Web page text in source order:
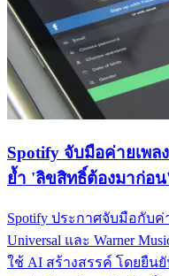
Spotify จับมือค่ายเพ
ย้ำ 'ลิขสิทธิ์ต้องมาก่อน'
Spotify ประกาศจับมือกับค่
Universal และ Warner
ใช้ AI สร้างสรรค์ โดยยื